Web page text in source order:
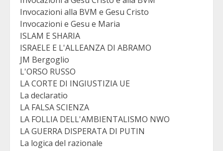
Invocazioni alla BVM e Gesu Cristo
Invocazioni e Gesu e Maria
ISLAM E SHARIA
ISRAELE E L'ALLEANZA DI ABRAMO
JM Bergoglio
L'ORSO RUSSO
LA CORTE DI INGIUSTIZIA UE
La declaratio
LA FALSA SCIENZA
LA FOLLIA DELL'AMBIENTALISMO NWO
LA GUERRA DISPERATA DI PUTIN
La logica del razionale